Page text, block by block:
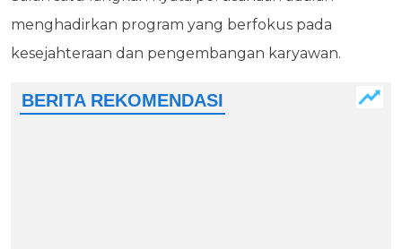
menghadirkan program yang berfokus pada
kesejahteraan dan pengembangan karyawan.